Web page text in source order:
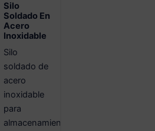
Silo
Soldado En
Acero
Inoxidable
Silo
soldado de
acero
inoxidable
para
almacenamiento